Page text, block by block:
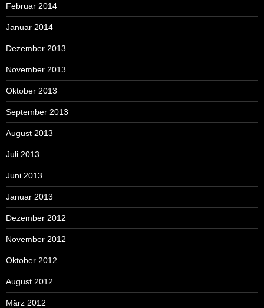
Februar 2014
Januar 2014
Dezember 2013
November 2013
Oktober 2013
September 2013
August 2013
Juli 2013
Juni 2013
Januar 2013
Dezember 2012
November 2012
Oktober 2012
August 2012
März 2012